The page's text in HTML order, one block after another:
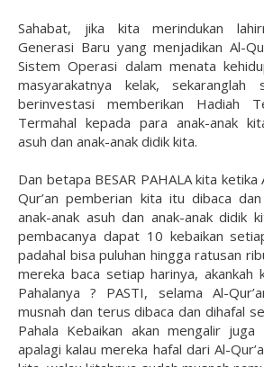
Sahabat, jika kita merindukan
Generasi Baru yang menjadikan Al-
Sistem Operasi dalam menata
masyarakatnya kelak, sekaranglah
berinvestasi memberikan Hadiah
Termahal kepada para anak-anak
asuh dan anak-anak didik kita.
Dan betapa BESAR PAHALA kita ketika
Qur’an pemberian kita itu dibaca
anak-anak asuh dan anak-anak didik
pembacanya dapat 10 kebaikan
padahal bisa puluhan hingga ratusan
mereka baca setiap harinya, akankah
Pahalanya ? PASTI, selama Al-
musnah dan terus dibaca dan dihafal
Pahala Kebaikan akan mengalir juga
apalagi kalau mereka hafal dari Al-